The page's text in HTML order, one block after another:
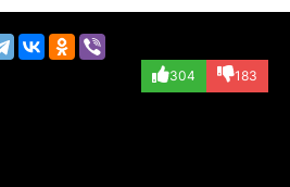
304 183